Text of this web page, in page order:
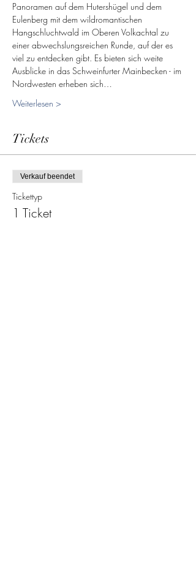
Panoramen auf dem Hutershügel und dem
Eulenberg mit dem wildromantischen
Hangschluchtwald im Oberen Volkachtal zu
einer abwechslungsreichen Runde, auf der es
viel zu entdecken gibt. Es bieten sich weite
Ausblicke in das Schweinfurter Mainbecken - im
Nordwesten erheben sich…
Weiterlesen >
Tickets
Verkauf beendet
Tickettyp
1 Ticket